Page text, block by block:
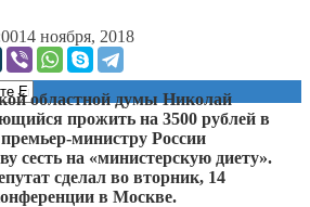
14 ноября, 2018
областной думы Николай
прожить на 3500 рублей в
министру России
сесть на «министерскую диету».
сделал во вторник, 14
в Москве.